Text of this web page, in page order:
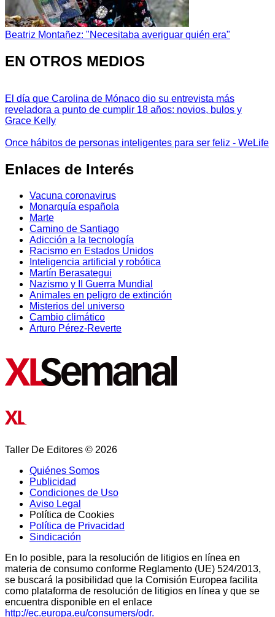
Beatriz Montañez: "Necesitaba averiguar quién era"
EN OTROS MEDIOS
El día que Carolina de Mónaco dio su entrevista más
reveladora a punto de cumplir 18 años: novios, bulos y
Grace Kelly
Once hábitos de personas inteligentes para ser feliz - WeLife
Enlaces de Interés
Vacuna coronavirus
Monarquía española
Marte
Camino de Santiago
Adicción a la tecnología
Racismo en Estados Unidos
Inteligencia artificial y robótica
Martín Berasategui
Nazismo y II Guerra Mundial
Animales en peligro de extinción
Misterios del universo
Cambio climático
Arturo Pérez-Reverte
Taller De Editores © 2026
Quiénes Somos
Publicidad
Condiciones de Uso
Aviso Legal
Política de Cookies
Política de Privacidad
Sindicación
En lo posible, para la resolución de litigios en línea en
materia de consumo conforme Reglamento (UE) 524/2013,
se buscará la posibilidad que la Comisión Europea facilita
como plataforma de resolución de litigios en línea y que se
encuentra disponible en el enlace
http://ec.europa.eu/consumers/odr.